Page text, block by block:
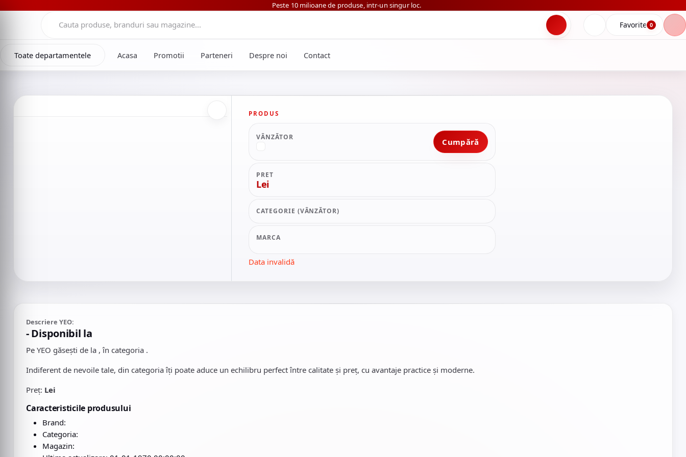
Peste 10 milioane de produse, intr-un singur loc.
Favorite 0
Toate departamentele Acasa Promotii Parteneri Despre noi Contact
PRODUS
VÂNZĂTOR Cumpără
PRET
Lei
CATEGORIE (VÂNZĂTOR)
MARCA
Data invalidă
Descriere YEO:
- Disponibil la
Pe YEO găseștide la , în categoria
Indiferent de nevoile tale, din categoria îți poate aduce un echilibru perfect între calitate și preț, cu avantaje practice și moderne.
Preț: Lei
Caracteristicile produsului
Brand:
Categoria:
Magazin: